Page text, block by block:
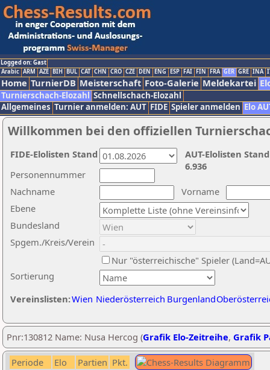
Logged on: Gast
Arabic ARM AZE BIH BUL CAT CHN CRO CZE DEN ENG ESP FAI FIN FRA GER GRE INA
Home TurnierDB Meisterschaft Foto-Galerie Meldekartei
Turnierschach-Elozahl Schnellschach-Elozahl
Allgemeines Turnier anmelden: AUT FIDE Spieler anmelden Elo
Willkommen bei den offiziellen
Nachname
Vorname
Ebene
Sortierung
Personennummer
Bundesland
Spgem./Kreis/Verein
Nur "österreichische" Spieler
Vereinslisten:Wien Niederösterreich Burgenland
AUT-Elolisten
6.936
FIDE-Elolisten Stand
Pnr:130812 Name: Nusa Hercog (Grafik Elo-Zeitreihe, Grafik
Periode Elo Partien Pkt.